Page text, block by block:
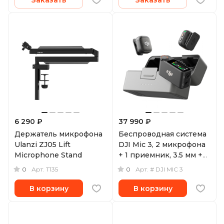
6 290 ₽
Держатель микрофона
Ulanzi ZJ05 Lift
Microphone Stand
0 Арт. T135
В корзину
37 990 ₽
Беспроводная система
DJI Mic 3, 2 микрофона
+ 1 приемник, 3.5 мм +
USB-C
0 Арт. # DJI MIC 3
В корзину